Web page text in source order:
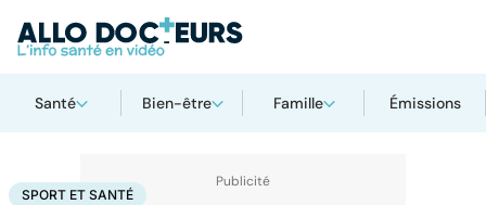
Santé Bien-être Famille Émissions
AccueilBien-êtreSport santé Sport et santé
SPORT ET SANTÉ